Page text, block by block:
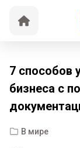
7 способов
бизнеса с
В мире